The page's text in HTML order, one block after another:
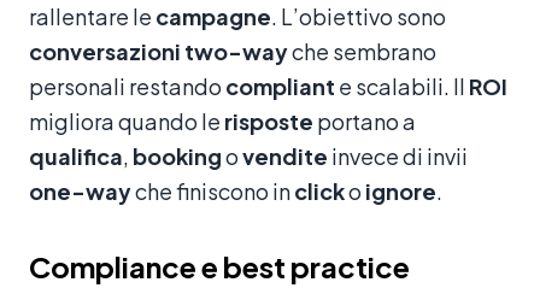
rallentare le campagne. L’obiettivo sono
conversazioni two-wayche sembrano
personali restando compliant e scalabili. Il ROI
migliora quando le risposte portano a
qualifica, bookingovendite invece di invii
one-wayche finiscono inclicko ignore.
Compliance e best practice